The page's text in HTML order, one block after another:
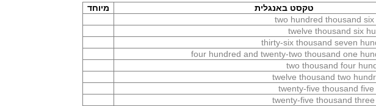
טקסט באנגלית
מיוחד
two hundred thousand
twelve thousand six
thirty-six thousand seven
four hundred and twenty-two thousand one
two thousand four
twelve thousand two
twenty-five thousand
twenty-five thousand